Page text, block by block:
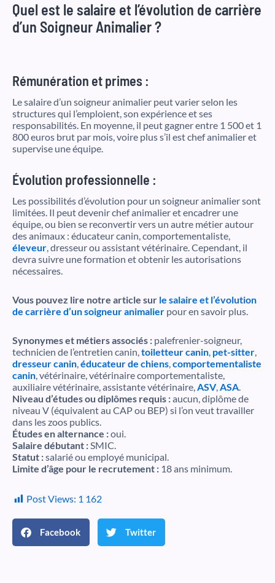
Quel est le salaire et l’évolution de carrière
d’un Soigneur Animalier ?
Rémunération et primes :
Le salaire d’un soigneur animalier peut varier selon les
structures qui l’emploient, son expérience et ses
responsabilités. En moyenne, il peut gagner entre 1 500 et 1
800 euros brut par mois, voire plus s’il est chef animalier et
supervise une équipe.
Évolution professionnelle :
Les possibilités d’évolution pour un soigneur animalier sont
limitées. Il peut devenir chef animalier et encadrer une
équipe, ou bien se reconvertir vers un autre métier autour
des animaux : éducateur canin, comportementaliste,
éleveur, dresseur ou assistant vétérinaire. Cependant, il
devra suivre une formation et obtenir les autorisations
nécessaires.
Vous pouvez lire notre article sur le salaire et l’évolution
de carrière d’un soigneur animalier pour en savoir plus.
Synonymes et métiers associés : palefrenier-soigneur,
technicien de l’entretien canin,toiletteur canin, pet-sitter,
dresseur canin,éducateur de chiens,comportementaliste
canin, vétérinaire, vétérinaire comportementaliste,
auxiliaire vétérinaire, assistante vétérinaire,ASV,ASA.
Niveau d’études ou diplômes requis :aucun, diplôme de
niveau V (équivalent au CAP ou BEP) si l’on veut travailler
dans les zoos publics.
Études en alternance :oui.
Salaire débutant :SMIC.
Statut :salarié ou employé municipal.
Limite d’âge pour le recrutement : 18 ans minimum.
Post Views: 1 162
Facebook Twitter